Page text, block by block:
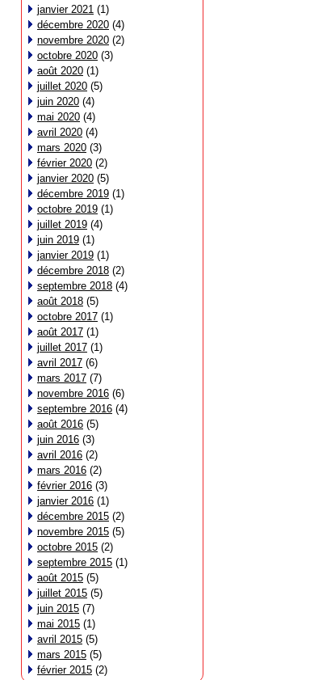
janvier 2021 (1)
décembre 2020 (4)
novembre 2020 (2)
octobre 2020 (3)
août 2020 (1)
juillet 2020 (5)
juin 2020 (4)
mai 2020 (4)
avril 2020 (4)
mars 2020 (3)
février 2020 (2)
janvier 2020 (5)
décembre 2019 (1)
octobre 2019 (1)
juillet 2019 (4)
juin 2019 (1)
janvier 2019 (1)
décembre 2018 (2)
septembre 2018 (4)
août 2018 (5)
octobre 2017 (1)
août 2017 (1)
juillet 2017 (1)
avril 2017 (6)
mars 2017 (7)
novembre 2016 (6)
septembre 2016 (4)
août 2016 (5)
juin 2016 (3)
avril 2016 (2)
mars 2016 (2)
février 2016 (3)
janvier 2016 (1)
décembre 2015 (2)
novembre 2015 (5)
octobre 2015 (2)
septembre 2015 (1)
août 2015 (5)
juillet 2015 (5)
juin 2015 (7)
mai 2015 (1)
avril 2015 (5)
mars 2015 (5)
février 2015 (2)